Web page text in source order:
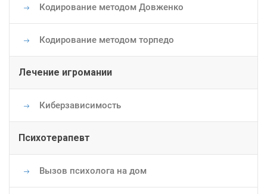
Кодирование методом Довженко
Кодирование методом торпедо
Лечение игромании
Киберзависимость
Психотерапевт
Вызов психолога на дом